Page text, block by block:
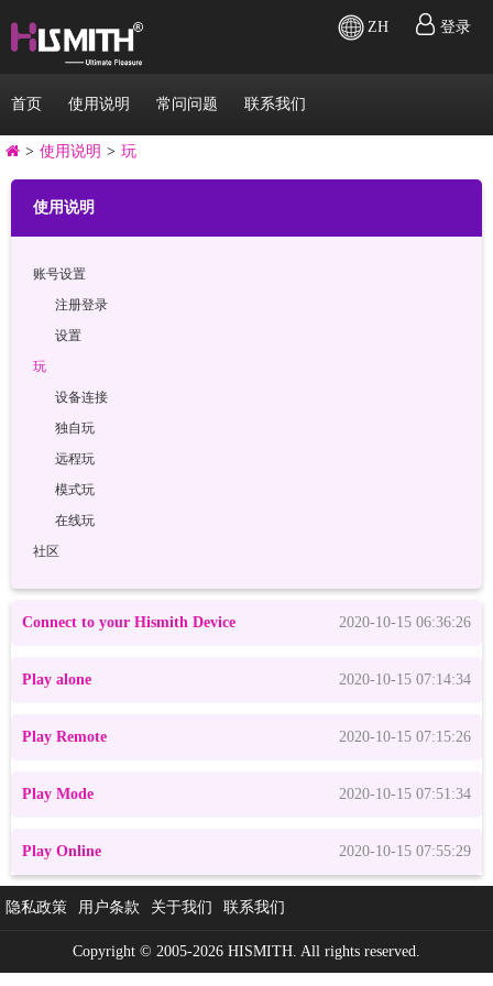
登录
ZH
首页 使用说明 常问问题 联系我们
> 使用说明 > 玩
使用说明
账号设置
注册登录
设置
玩
设备连接
独自玩
远程玩
模式玩
在线玩
社区
Connect to your Hismith Device 2020-10-15 06:36:26
Play alone 2020-10-15 07:14:34
Play Remote 2020-10-15 07:15:26
Play Mode 2020-10-15 07:51:34
Play Online 2020-10-15 07:55:29
隐私政策 用户条款 关于我们 联系我们
Copyright © 2005-2026 HISMITH. All rights reserved.